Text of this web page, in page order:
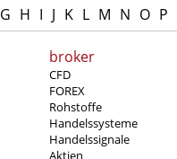
G H I J K L M N O P
broker
CFD
FOREX
Rohstoffe
Handelssysteme
Handelssignale
Aktien